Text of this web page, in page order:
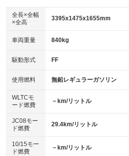
：装備なし
パワーウィンドウ
アイドリングストップ
：装備あり
USB入力端子
：装備あり
100V電源
：装備なし
センターデフロック
：装備なし
電動格納ミラー
：装備あり
：装備あり
革シート
キーレス
HID(キセノンライト)
：装備あり
バックカメラ
：装備あり
エアロ
：装備なし
：装備なし
パワーシート
ベンチシート
：装備あり
全長×全幅
×全高
3395x1475x1655mm
車両重量 840kg
駆動形式 FF
使用燃料 無鉛レギュラーガソリン
WLTCモ
ード燃費
－km/リットル
JC08モー
ド燃費
29.4km/リットル
10/15モー
ド燃費
－km/リットル